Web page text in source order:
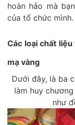
hoàn hảo mà
của tổ chức mình.
Các loại chất
mạ vàng
Dưới đây, là ba
làm huy
như